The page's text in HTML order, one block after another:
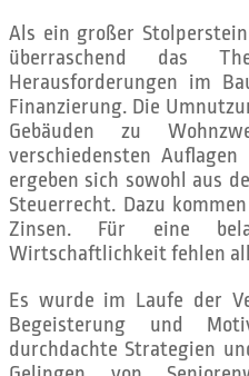
Als ein großer
überraschend das
Herausforderungen im
Finanzierung. Die
Gebäuden zu
verschiedensten
ergeben sich sowohl aus
Steuerrecht. Dazu
Zinsen. Für eine
Wirtschaftlichkeit fehlen
Es wurde im Laufe der
Begeisterung und
durchdachte Strategien